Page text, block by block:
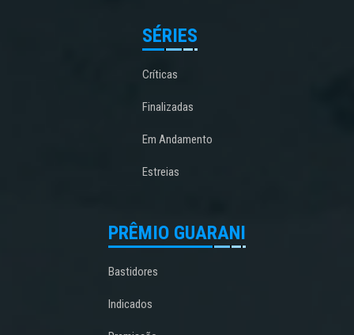
SÉRIES
Críticas
Finalizadas
Em Andamento
Estreias
PRÊMIO GUARANI
Bastidores
Indicados